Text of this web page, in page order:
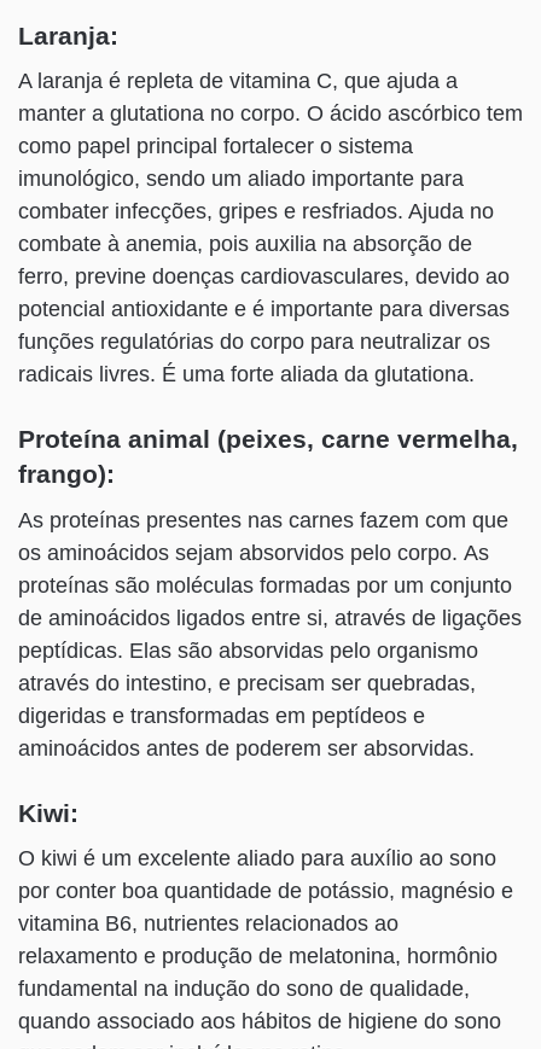
Laranja:
A laranja é repleta de vitamina C, que ajuda a
manter a glutationa no corpo. O ácido ascórbico tem
como papel principal fortalecer o sistema
imunológico, sendo um aliado importante para
combater infecções, gripes e resfriados. Ajuda no
combate à anemia, pois auxilia na absorção de
ferro, previne doenças cardiovasculares, devido ao
potencial antioxidante e é importante para diversas
funções regulatórias do corpo para neutralizar os
radicais livres. É uma forte aliada da glutationa.
Proteína animal (peixes, carne vermelha,
frango):
As proteínas presentes nas carnes fazem com que
os aminoácidos sejam absorvidos pelo corpo. As
proteínas são moléculas formadas por um conjunto
de aminoácidos ligados entre si, através de ligações
peptídicas. Elas são absorvidas pelo organismo
através do intestino, e precisam ser quebradas,
digeridas e transformadas em peptídeos e
aminoácidos antes de poderem ser absorvidas.
Kiwi:
O kiwi é um excelente aliado para auxílio ao sono
por conter boa quantidade de potássio, magnésio e
vitamina B6, nutrientes relacionados ao
relaxamento e produção de melatonina, hormônio
fundamental na indução do sono de qualidade,
quando associado aos hábitos de higiene do sono